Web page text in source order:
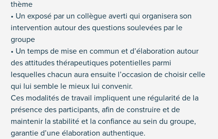
thème
• Un exposé par un collègue averti qui organisera son
intervention autour des questions soulevées par le
groupe
• Un temps de mise en commun et d’élaboration autour
des attitudes thérapeutiques potentielles parmi
lesquelles chacun aura ensuite l’occasion de choisir celle
qui lui semble le mieux lui convenir.
Ces modalités de travail impliquent une régularité de la
présence des participants, afin de construire et de
maintenir la stabilité et la confiance au sein du groupe,
garantie d’une élaboration authentique.